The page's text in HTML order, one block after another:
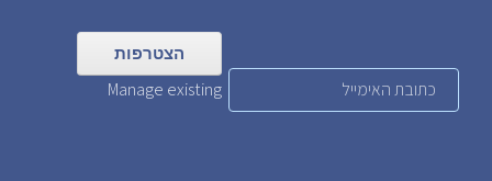
Manage existing